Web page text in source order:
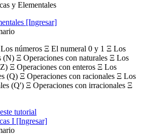
y Elementales
[Ingresar]
números Ξ El numeral 0 y 1 Ξ Los
(N) Ξ Operaciones con naturales Ξ Los
Ξ Operaciones con enteros Ξ Los
(Q) Ξ Operaciones con racionales Ξ Los
(Q') Ξ Operaciones con irracionales Ξ
tutorial
I [Ingresar]